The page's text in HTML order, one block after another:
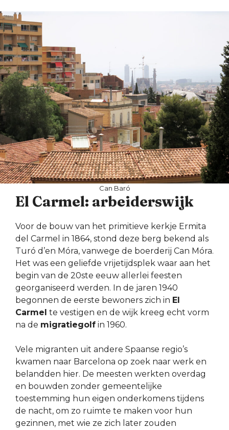
Can Baró
El Carmel: arbeiderswijk
Voor de bouw van het primitieve kerkje Ermita
del Carmel in 1864, stond deze berg bekend als
Turó d’en Móra, vanwege de boerderij Can Móra.
Het was een geliefde vrijetijdsplek waar aan het
begin van de 20ste eeuw allerlei feesten
georganiseerd werden. In de jaren 1940
begonnen de eerste bewoners zich in El
Carmel te vestigen en de wijk kreeg echt vorm
na de migratiegolf in 1960.
Vele migranten uit andere Spaanse regio’s
kwamen naar Barcelona op zoek naar werk en
belandden hier. De meesten werkten overdag
en bouwden zonder gemeentelijke
toestemming hun eigen onderkomens tijdens
de nacht, om zo ruimte te maken voor hun
gezinnen, met wie ze zich later zouden